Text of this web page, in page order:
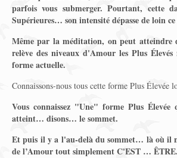
parfois vous submerger. Pourtant, cette
Supérieures… son intensité dépasse de loin
Même par la méditation, on peut atteindre
relève des niveaux d'Amour les Plus
forme actuelle.
Connaissons-nous tous cette forme Plus Élevée
Vous connaissez "Une" forme Plus
atteint… disons… le sommet.
Et puis il y a l'au-delà du sommet… là où il
de l’Amour tout simplement C'EST … ÊTRE.